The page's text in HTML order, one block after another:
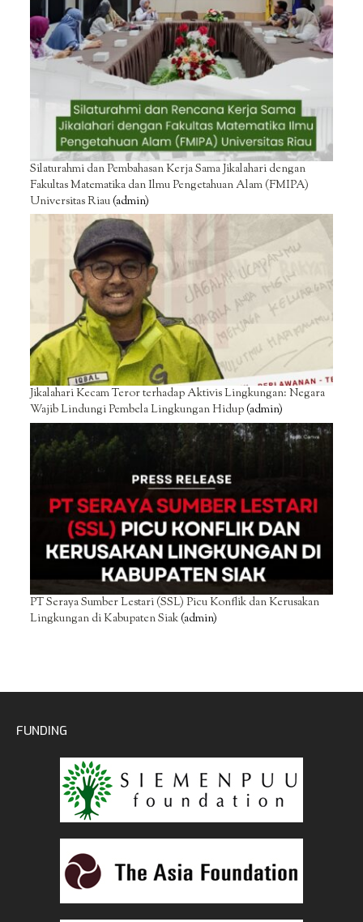
Silaturahmi dan Pembahasan Kerja Sama Jikalahari dengan
Fakultas Matematika dan Ilmu Pengetahuan Alam (FMIPA)
Universitas Riau(admin)
Jikalahari Kecam Teror terhadap Aktivis Lingkungan: Negara
Wajib Lindungi Pembela Lingkungan Hidup(admin)
PT Seraya Sumber Lestari (SSL) Picu Konflik dan Kerusakan
Lingkungan di Kabupaten Siak(admin)
FUNDING